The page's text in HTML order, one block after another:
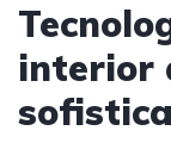
interior